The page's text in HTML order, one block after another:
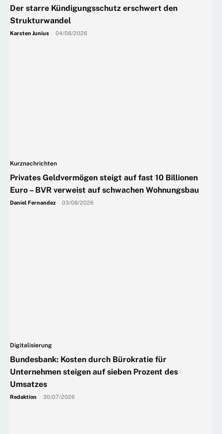
Der starre Kündigungsschutz erschwert den
Strukturwandel
Karsten Junius 04/08/2026
Kurznachrichten
Privates Geldvermögen steigt auf fast 10 Billionen
Euro – BVR verweist auf schwachen Wohnungsbau
Daniel Fernandez 03/08/2026
Digitalisierung
Bundesbank: Kosten durch Bürokratie für
Unternehmen steigen auf sieben Prozent des
Umsatzes
Redaktion 30/07/2026